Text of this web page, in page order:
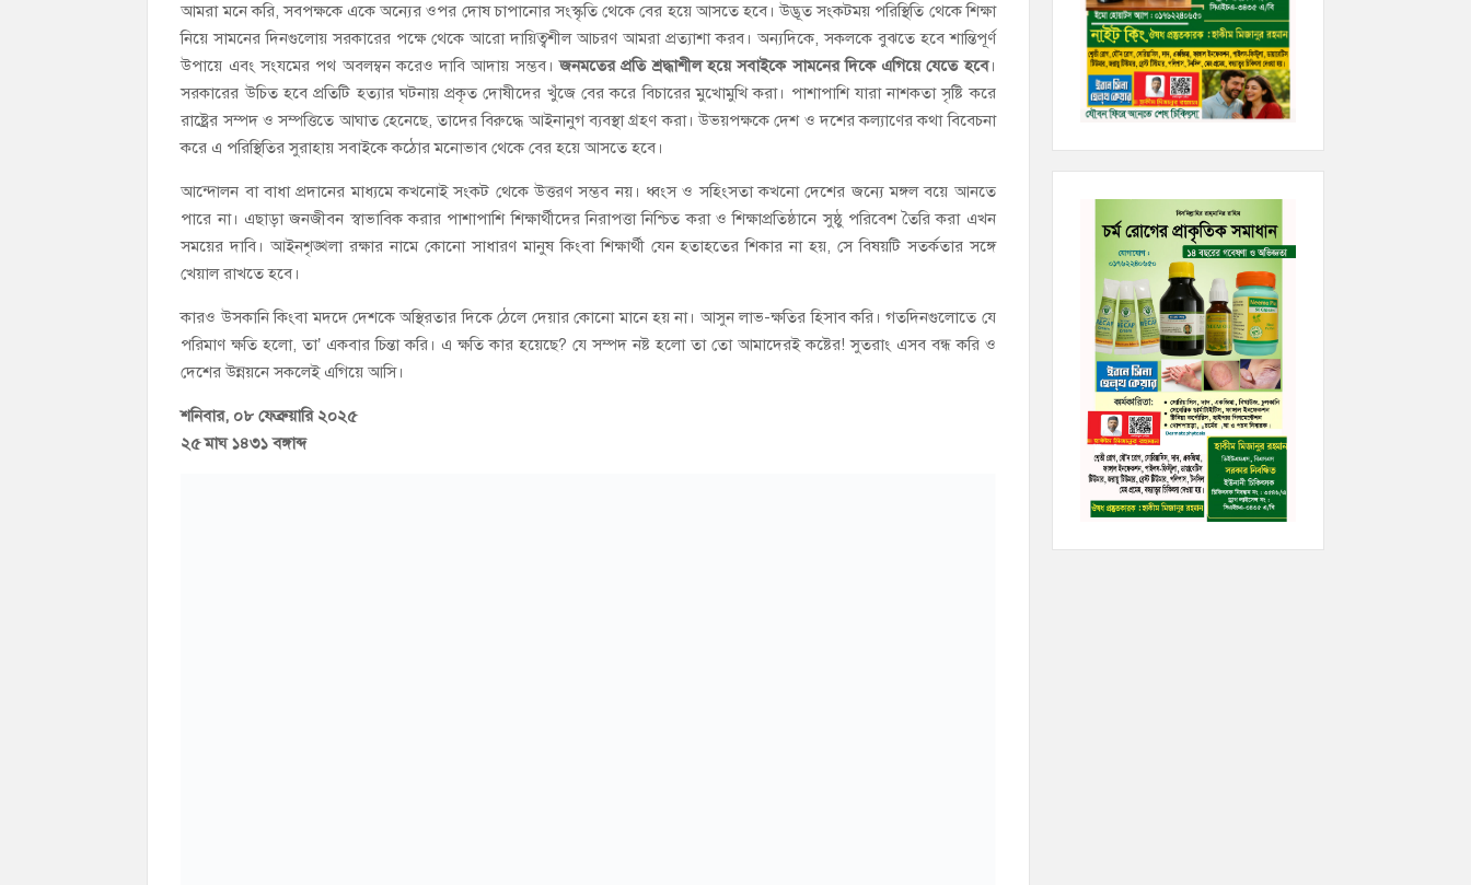
আমরা মনে করি, সবপক্ষকে একে অন্যের ওপর দোষ চাপানোর সংস্কৃতি থেকে বের হয়ে আসতে হবে। উদ্ভূত সংকটময় পরিস্থিতি থেকে শিক্ষা
নিয়ে সামনের দিনগুলোয় সরকারের পক্ষে থেকে আরো দায়িত্বশীল আচরণ আমরা প্রত্যাশা করব। অন্যদিকে, সকলকে বুঝতে হবে শান্তিপূর্ণ
উপায়ে এবং সংযমের পথ অবলম্বন করেও দাবি আদায় সম্ভব।জনমতের প্রতি শ্রদ্ধাশীল হয়ে সবাইকে সামনের দিকে এগিয়ে যেতে হবে।
সরকারের উচিত হবে প্রতিটি হত্যার ঘটনায় প্রকৃত দোষীদের খুঁজে বের করে বিচারের মুখোমুখি করা। পাশাপাশি যারা নাশকতা সৃষ্টি করে
রাষ্ট্রের সম্পদ ও সম্পত্তিতে আঘাত হেনেছে, তাদের বিরুদ্ধে আইনানুগ ব্যবস্থা গ্রহণ করা। উভয়পক্ষকে দেশ ও দশের কল্যাণের কথা বিবেচনা
করে এ পরিস্থিতির সুরাহায় সবাইকে কঠোর মনোভাব থেকে বের হয়ে আসতে হবে।
আন্দোলন বা বাধা প্রদানের মাধ্যমে কখনোই সংকট থেকে উত্তরণ সম্ভব নয়। ধ্বংস ও সহিংসতা কখনো দেশের জন্যে মঙ্গল বয়ে আনতে
পারে না। এছাড়া জনজীবন স্বাভাবিক করার পাশাপাশি শিক্ষার্থীদের নিরাপত্তা নিশ্চিত করা ও শিক্ষাপ্রতিষ্ঠানে সুষ্ঠু পরিবেশ তৈরি করা এখন
সময়ের দাবি। আইনশৃঙ্খলা রক্ষার নামে কোনো সাধারণ মানুষ কিংবা শিক্ষার্থী যেন হতাহতের শিকার না হয়, সে বিষয়টি সতর্কতার সঙ্গে
খেয়াল রাখতে হবে।
কারও উসকানি কিংবা মদদে দেশকে অস্থিরতার দিকে ঠেলে দেয়ার কোনো মানে হয় না। আসুন লাভ-ক্ষতির হিসাব করি। গতদিনগুলোতে যে
পরিমাণ ক্ষতি হলো, তা’ একবার চিন্তা করি। এ ক্ষতি কার হয়েছে? যে সম্পদ নষ্ট হলো তা তো আমাদেরই কষ্টের! সুতরাং এসব বন্ধ করি ও
দেশের উন্নয়নে সকলেই এগিয়ে আসি।
শনিবার, ০৮ ফেব্রুয়ারি ২০২৫
২৫ মাঘ ১৪৩১ বঙ্গাব্দ